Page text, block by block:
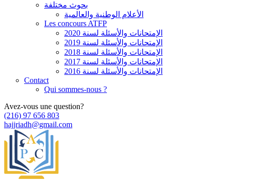
بحوث مختلفة
الأعلام الوطنية والعالمية
Les concours ATFP
الإمتحانات والأسئلة لسنة 2020
الإمتحانات والأسئلة لسنة 2019
الإمتحانات والأسئلة لسنة 2018
الإمتحانات والأسئلة لسنة 2017
الإمتحانات والأسئلة لسنة 2016
Contact
Qui sommes-nous ?
Avez-vous une question?
(216) 97 656 803
hajjriadh@gmail.com